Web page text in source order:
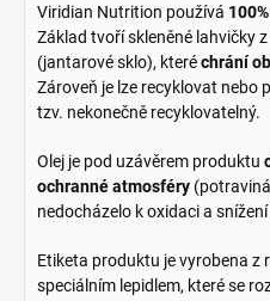
Viridian Nutrition používá
Základ tvoří skleněné lahvičky
(jantarové sklo), kteréchrání
Zároveň je lze recyklovat nebo
tzv. nekonečně recyklovatelný.
Olej je pod uzávěrem produktu
ochranné atmosféry
nedocházelo k oxidaci a
Etiketa produktu je vyrobena z
speciálním lepidlem, které se